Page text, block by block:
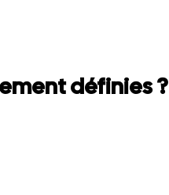
définies ?